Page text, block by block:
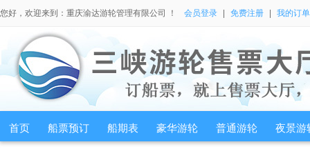
您好，欢迎来到：重庆渝达游轮管理有限公司 ！ 会员登录 免费注册 我的订单
首页 船票预订 船期表 豪华游轮 普通游轮 夜景游